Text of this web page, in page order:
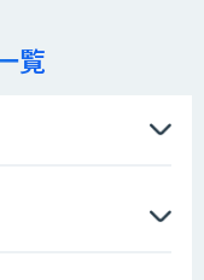
Service
覧